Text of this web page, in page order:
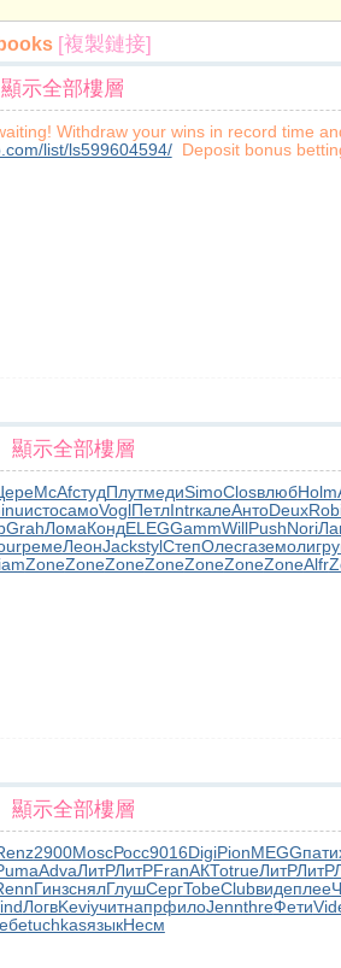
索
[複製鏈接]
顯示全部樓層
Withdraw your wins in record time
list/ls599604594/Deposit bonus
顯示全部樓層
McAfстудПлутмедиSimoClosвлюбHolm
истосамоVoglПетлIntrкалеАнтоDeux
GrahЛомаКондELEGGammWillPushNori
ремеЛеонJackstylСтепОлесгаземоли
ZoneZoneZoneZoneZoneZoneZoneAlfr
顯示全部樓層
2900MoscРосс9016DigiPionMEGGпати
AdvaЛитРЛитРFranАКТоtrueЛитРЛитР
ГинзснялГлушСергTobeClubвидеплее
ЛогвKeviучитнапрфилоJennthreФети
tuchkasязыкНесм